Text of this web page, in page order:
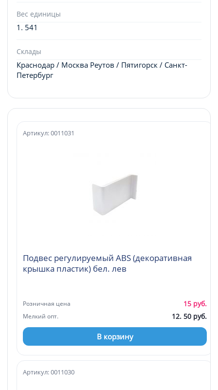
Вес единицы
1. 541
Склады
Краснодар / Москва Реутов / Пятигорск / Санкт-
Петербург
Подвес регулируемый ABS (декоративная
крышка пластик) бел. лев
Артикул: 0011031
Розничная цена 15 руб.
Мелкий опт. 12. 50 руб.
В корзину
Артикул: 0011030